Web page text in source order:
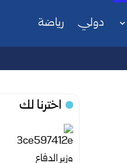
دولي رياضة
اخترنا لك